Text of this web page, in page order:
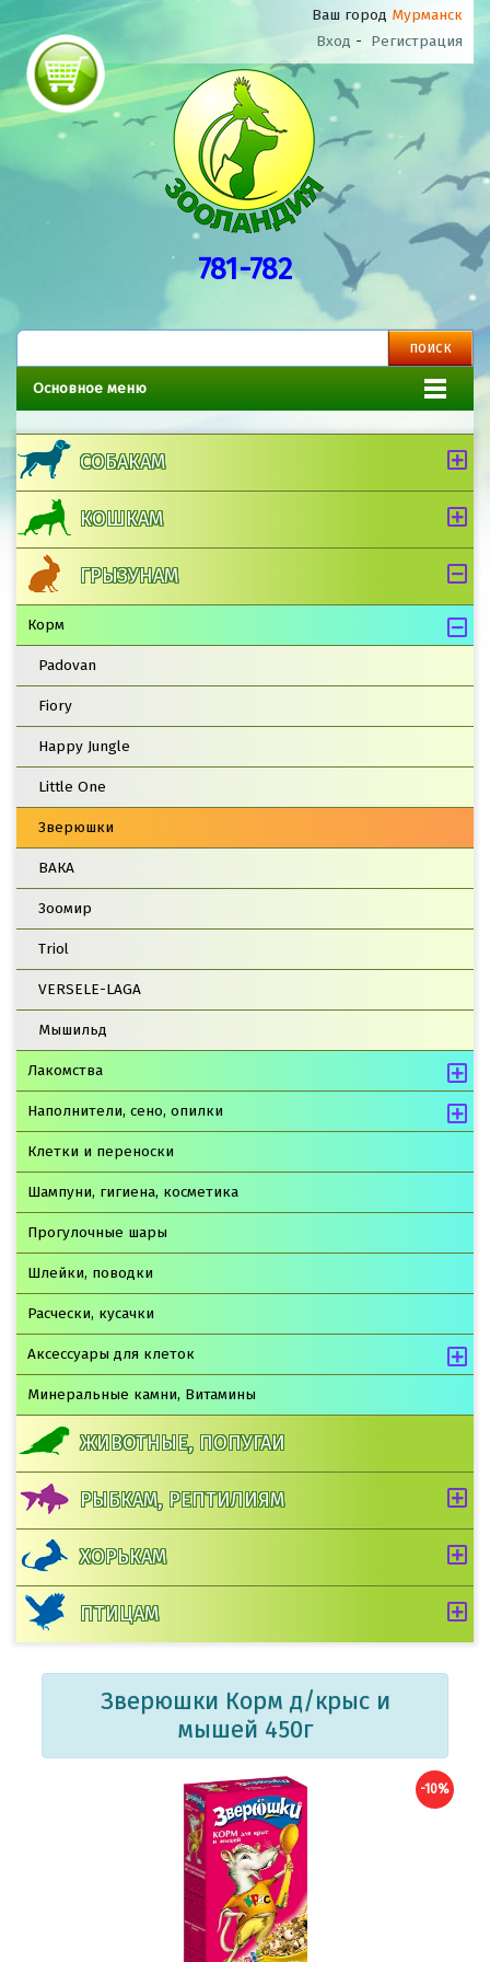
Ваш город Мурманск
Вход - Регистрация
781-782
Основное меню
СОБАКАМ
КОШКАМ
ГРЫЗУНАМ
Корм
Padovan
Fiory
Happy Jungle
Little One
Зверюшки
ВАКА
Зоомир
Triol
VERSELE-LAGA
Мышильд
Лакомства
Наполнители, сено, опилки
Клетки и переноски
Шампуни, гигиена, косметика
Прогулочные шары
Шлейки, поводки
Расчески, кусачки
Аксессуары для клеток
Минеральные камни, Витамины
ЖИВОТНЫЕ, ПОПУГАИ
РЫБКАМ, РЕПТИЛИЯМ
ХОРЬКАМ
ПТИЦАМ
Зверюшки Корм д/крыс и
мышей 450г
-10%